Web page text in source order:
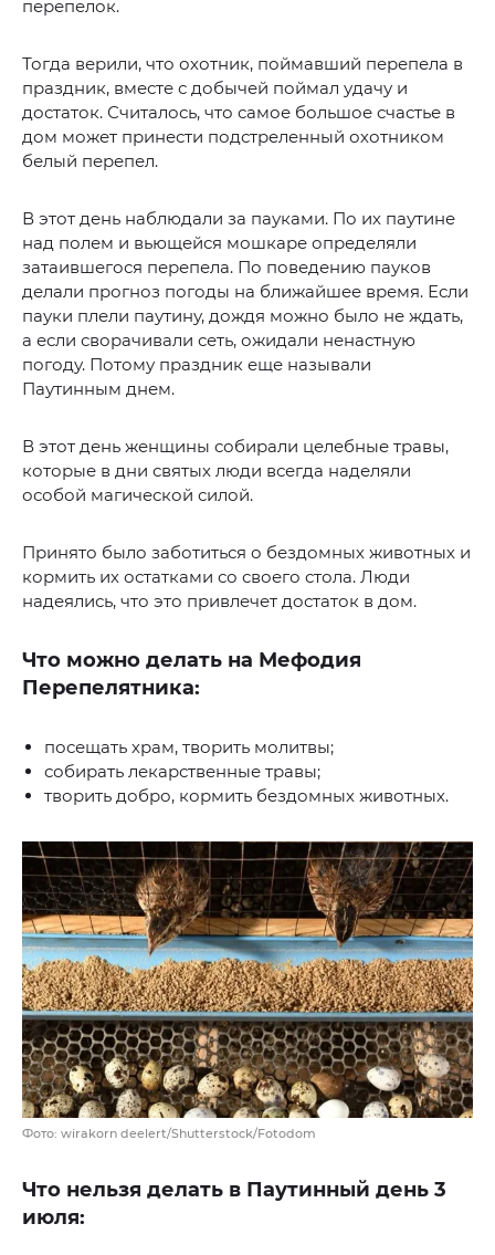
перепелок.
Тогда верили, что охотник, поймавший перепела в
праздник, вместе с добычей поймал удачу и
достаток. Считалось, что самое большое счастье в
дом может принести подстреленный охотником
белый перепел.
В этот день наблюдали за пауками. По их паутине
над полем и вьющейся мошкаре определяли
затаившегося перепела. По поведению пауков
делали прогноз погоды на ближайшее время. Если
пауки плели паутину, дождя можно было не ждать,
а если сворачивали сеть, ожидали ненастную
погоду. Потому праздник еще называли
Паутинным днем.
В этот день женщины собирали целебные травы,
которые в дни святых люди всегда наделяли
особой магической силой.
Принято было заботиться о бездомных животных и
кормить их остатками со своего стола. Люди
надеялись, что это привлечет достаток в дом.
Что можно делать на Мефодия
Перепелятника:
посещать храм, творить молитвы;
собирать лекарственные травы;
творить добро, кормить бездомных животных.
Фото: wirakorn deelert/Shutterstock/Fotodom
Что нельзя делать в Паутинный день 3
июля: